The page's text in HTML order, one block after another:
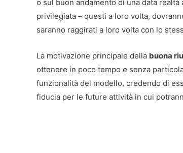
o sul buon andamento di una data
privilegiata – questi a loro volta,
saranno raggirati a loro volta con lo
La motivazione principale della buona
ottenere in poco tempo e senza
funzionalità del modello, credendo di
fiducia per le future attività in cui